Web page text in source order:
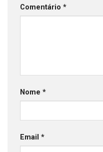
Comentário *
Nome *
Email *